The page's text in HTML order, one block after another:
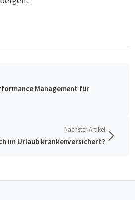
Management für
Nächster Artikel
im Urlaub krankenversichert?